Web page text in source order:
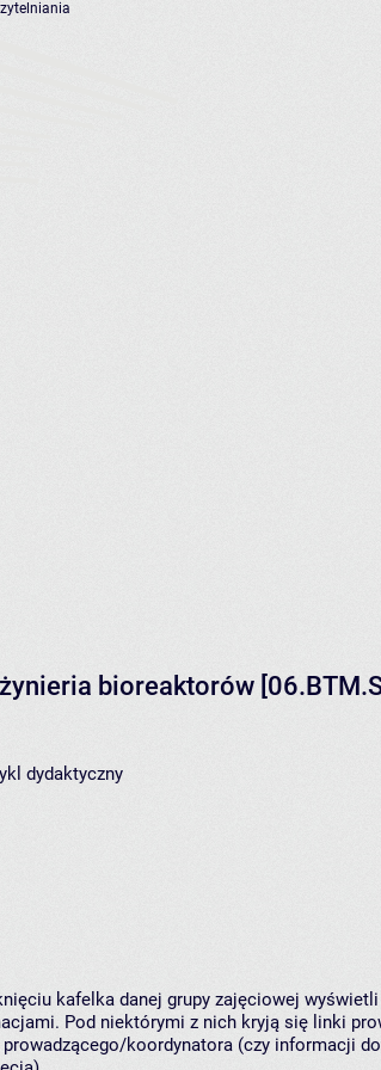
bioreaktorów
dydaktyczny
kafelka danej grupy zajęciowej
Pod niektórymi z nich kryją się linki
koordynatora (czy informacji